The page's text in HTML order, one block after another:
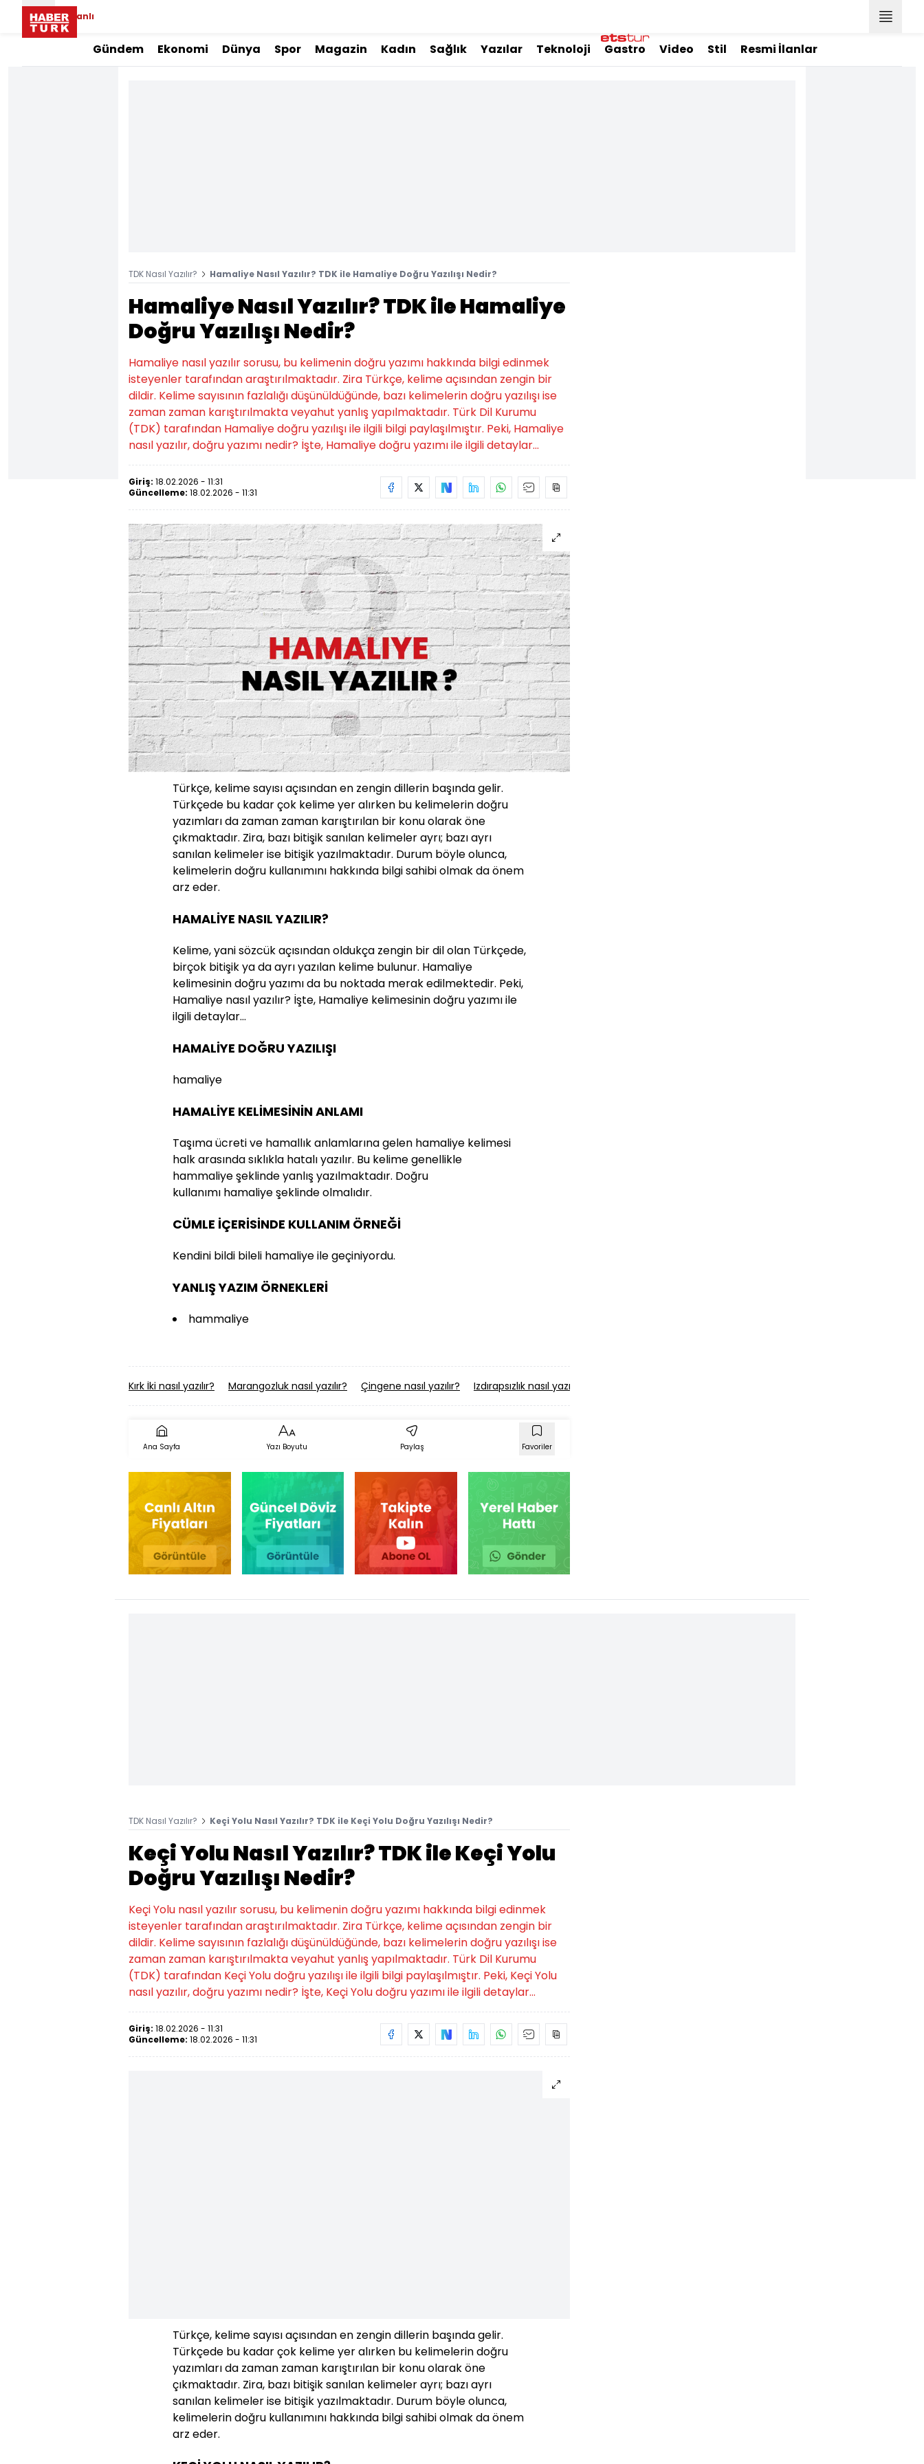
Canlı
Gündem Ekonomi Dünya Spor Magazin Kadın Sağlık Yazılar Teknoloji Gastro Video Stil Resmi İlanlar
TDK Nasıl Yazılır? Hamaliye Nasıl Yazılır? TDK ile Hamaliye Doğru Yazılışı Nedir?
Hamaliye Nasıl Yazılır? TDK ile Hamaliye
Doğru Yazılışı Nedir?
Hamaliye nasıl yazılır sorusu, bu kelimenin doğru yazımı hakkında bilgi edinmek
isteyenler tarafından araştırılmaktadır. Zira Türkçe, kelime açısından zengin bir
dildir. Kelime sayısının fazlalığı düşünüldüğünde, bazı kelimelerin doğru yazılışı ise
zaman zaman karıştırılmakta veyahut yanlış yapılmaktadır. Türk Dil Kurumu
(TDK) tarafından Hamaliye doğru yazılışı ile ilgili bilgi paylaşılmıştır. Peki, Hamaliye
nasıl yazılır, doğru yazımı nedir? İşte, Hamaliye doğru yazımı ile ilgili detaylar...
Giriş: 18.02.2026 - 11:31
Güncelleme: 18.02.2026 - 11:31
Türkçe, kelime sayısı açısından en zengin dillerin başında gelir.
Türkçede bu kadar çok kelime yer alırken bu kelimelerin doğru
yazımları da zaman zaman karıştırılan bir konu olarak öne
çıkmaktadır. Zira, bazı bitişik sanılan kelimeler ayrı; bazı ayrı
sanılan kelimeler ise bitişik yazılmaktadır. Durum böyle olunca,
kelimelerin doğru kullanımını hakkında bilgi sahibi olmak da önem
arz eder.
HAMALİYE NASIL YAZILIR?
Kelime, yani sözcük açısından oldukça zengin bir dil olan Türkçede,
birçok bitişik ya da ayrı yazılan kelime bulunur. Hamaliye
kelimesinin doğru yazımı da bu noktada merak edilmektedir. Peki,
Hamaliye nasıl yazılır? İşte, Hamaliye kelimesinin doğru yazımı ile
ilgili detaylar…
HAMALİYE DOĞRU YAZILIŞI
hamaliye
HAMALİYE KELİMESİNİN ANLAMI
Taşıma ücreti ve hamallık anlamlarına gelen hamaliye kelimesi
halk arasında sıklıkla hatalı yazılır. Bu kelime genellikle
hammaliye şeklinde yanlış yazılmaktadır. Doğru
kullanımı hamaliye şeklinde olmalıdır.
CÜMLE İÇERİSİNDE KULLANIM ÖRNEĞİ
Kendini bildi bileli hamaliye ile geçiniyordu.
YANLIŞ YAZIM ÖRNEKLERİ
hammaliye
Kırk İki nasıl yazılır? Marangozluk nasıl yazılır? Çingene nasıl yazılır? Izdırapsızlık nasıl yazılır?
Ana Sayfa Yazı Boyutu Paylaş Favoriler
TDK Nasıl Yazılır? Keçi Yolu Nasıl Yazılır? TDK ile Keçi Yolu Doğru Yazılışı Nedir?
Keçi Yolu Nasıl Yazılır? TDK ile Keçi Yolu
Doğru Yazılışı Nedir?
Keçi Yolu nasıl yazılır sorusu, bu kelimenin doğru yazımı hakkında bilgi edinmek
isteyenler tarafından araştırılmaktadır. Zira Türkçe, kelime açısından zengin bir
dildir. Kelime sayısının fazlalığı düşünüldüğünde, bazı kelimelerin doğru yazılışı ise
zaman zaman karıştırılmakta veyahut yanlış yapılmaktadır. Türk Dil Kurumu
(TDK) tarafından Keçi Yolu doğru yazılışı ile ilgili bilgi paylaşılmıştır. Peki, Keçi Yolu
nasıl yazılır, doğru yazımı nedir? İşte, Keçi Yolu doğru yazımı ile ilgili detaylar...
Giriş: 18.02.2026 - 11:31
Güncelleme: 18.02.2026 - 11:31
Türkçe, kelime sayısı açısından en zengin dillerin başında gelir.
Türkçede bu kadar çok kelime yer alırken bu kelimelerin doğru
yazımları da zaman zaman karıştırılan bir konu olarak öne
çıkmaktadır. Zira, bazı bitişik sanılan kelimeler ayrı; bazı ayrı
sanılan kelimeler ise bitişik yazılmaktadır. Durum böyle olunca,
kelimelerin doğru kullanımını hakkında bilgi sahibi olmak da önem
arz eder.